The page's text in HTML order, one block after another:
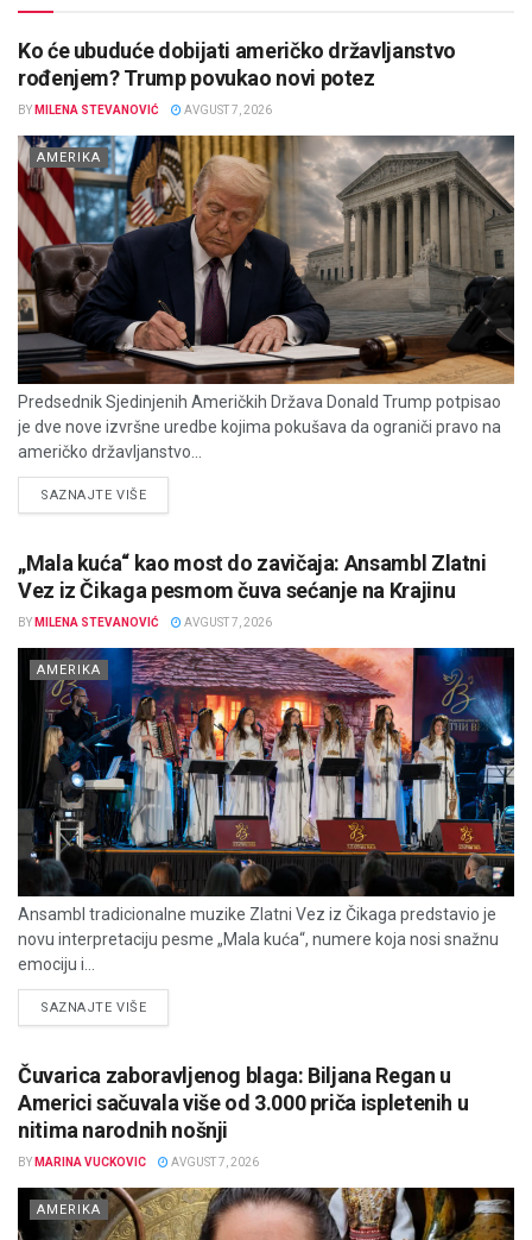
Ko će ubuduće dobijati američko državljanstvo
rođenjem? Trump povukao novi potez
BY MILENA STEVANOVIĆ AVGUST 7, 2026
AMERIKA
Predsednik Sjedinjenih Američkih Država Donald Trump potpisao
je dve nove izvršne uredbe kojima pokušava da ograniči pravo na
američko državljanstvo...
SAZNAJTE VIŠEDETAILS
„Mala kuća“ kao most do zavičaja: Ansambl Zlatni
Vez iz Čikaga pesmom čuva sećanje na Krajinu
BY MILENA STEVANOVIĆ AVGUST 7, 2026
AMERIKA
Ansambl tradicionalne muzike Zlatni Vez iz Čikaga predstavio je
novu interpretaciju pesme „Mala kuća“, numere koja nosi snažnu
emociju i...
SAZNAJTE VIŠEDETAILS
Čuvarica zaboravljenog blaga: Biljana Regan u
Americi sačuvala više od 3.000 priča ispletenih u
nitima narodnih nošnji
BY MARINA VUCKOVIC AVGUST 7, 2026
AMERIKA